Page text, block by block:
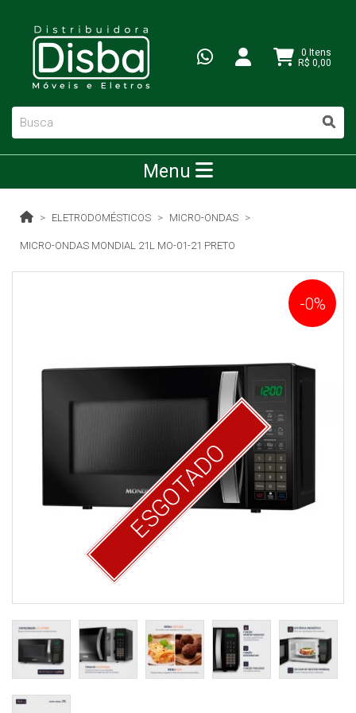
0 Itens
R$ 0,00
Menu
ELETRODOMÉSTICOS MICRO-ONDAS
MICRO-ONDAS MONDIAL 21L MO-01-21 PRETO
ESGOTADO
-0%